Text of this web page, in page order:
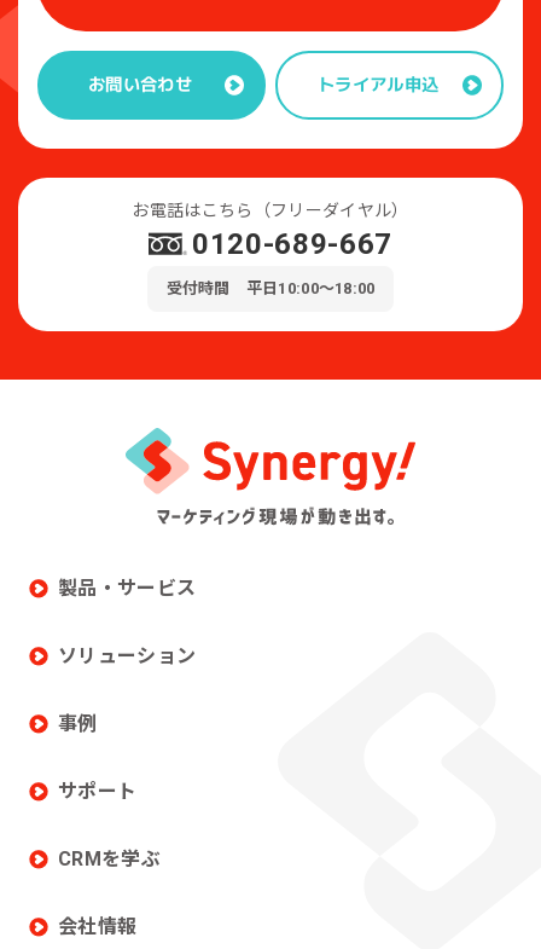
お問い合わせ トライアル申込
お電話はこちら（フリーダイヤル）
0120-689-667
受付時間 平日10:00～18:00
製品・サービス
ソリューション
事例
サポート
CRMを学ぶ
会社情報